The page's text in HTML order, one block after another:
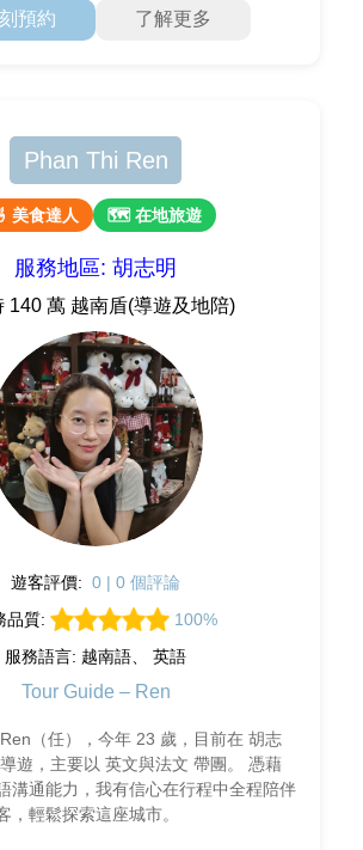
預約 了解更多
Phan Thi Ren
美食達人 🗺 在地旅遊
服務地區: 胡志明
140 萬 越南盾(導遊及地陪)
遊客評價: 0 | 0 個評論
品質:
100%
服務語言: 越南語、 英語
Tour Guide – Ren
（任），今年 23 歲，目前在 胡志
遊，主要以 英文與法文 帶團。 憑藉
溝通能力，我有信心在行程中全程陪伴
，輕鬆探索這座城市。